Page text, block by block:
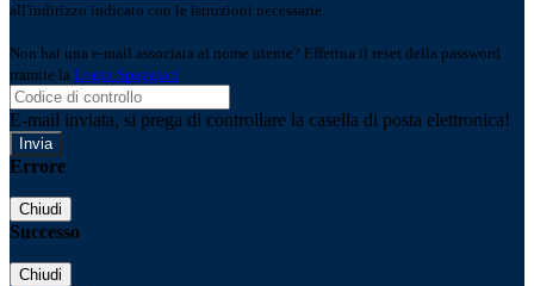
all'indirizzo indicato con le istruzioni necessarie.
Non hai una e-mail associata al nome utente? Effettua il reset della password
tramite la Login Spaggiari
E-mail inviata, si prega di controllare la casella di posta elettronica!
Errore
Chiudi
Successo
Chiudi